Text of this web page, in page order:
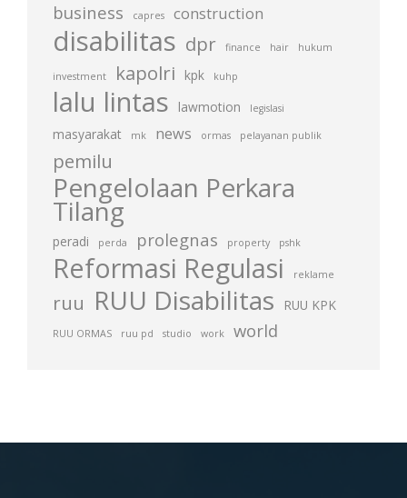
business capres construction
disabilitas dpr finance hair hukum
investment kapolri kpk kuhp
lalu lintas lawmotion legislasi
masyarakat mk news ormas pelayanan publik
pemilu
Pengelolaan Perkara
Tilang
peradi perda prolegnas property pshk
Reformasi Regulasi reklame
ruu RUU Disabilitas RUU KPK
RUU ORMAS ruu pd studio work world